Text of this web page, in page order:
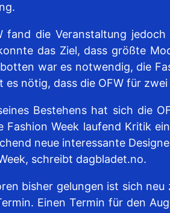
fand die Veranstaltung
das Ziel, dass größte
war es notwendig, die
es nötig, dass die OFW für
Bestehens hat sich die
Fashion Week laufend Kritik
neue interessante
schreibt dagbladet.no.
bisher gelungen ist sich
Einen Termin für den